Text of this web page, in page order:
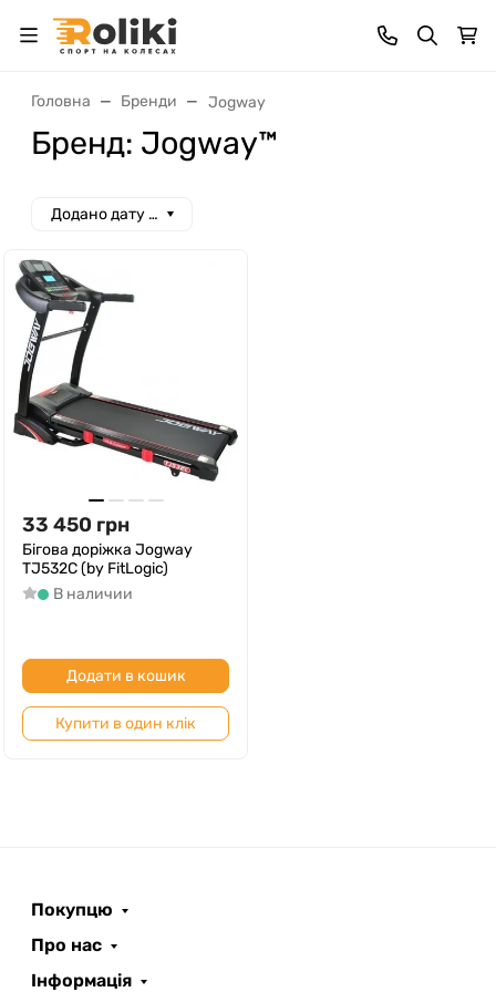
Головна Бренди Jogway
Бренд: Jogway™
Додано дату спад
33 450 грн
Бігова доріжка Jogway
TJ532C (by FitLogic)
В наличии
Додати в кошик
Купити в один клік
Покупцю
Про нас
Інформація